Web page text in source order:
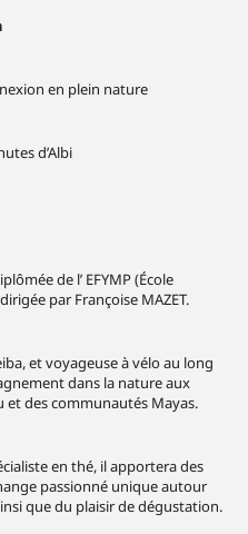
en plein nature
d’Albi
de l’ EFYMP (École
par Françoise MAZET.
et voyageuse à vélo au long
dans la nature aux
et des communautés Mayas.
en thé, il apportera des
passionné unique autour
que du plaisir de dégustation.